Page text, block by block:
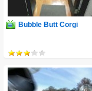
Bubble Butt Corgi